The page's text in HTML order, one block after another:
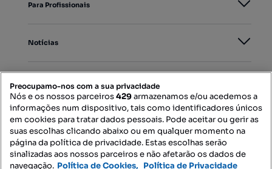
Para Profissionais
Notícias
Mapa do Site
Contacte-nos
Preocupamo-nos com a sua privacidade
Nós e os nossos parceiros429armazenamos e/ou acedemos a
informações num dispositivo, tais como identificadores únicos
em cookies para tratar dados pessoais. Pode aceitar ou gerir as
suas escolhas clicando abaixo ou em qualquer momento na
página da política de privacidade. Estas escolhas serão
sinalizadas aos nossos parceiros e não afetarão os dados de
navegação. Política de Cookies, Política de Privacidade